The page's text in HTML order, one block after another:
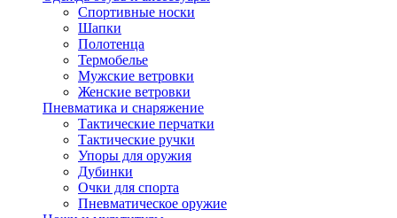
Спортивные носки
Шапки
Полотенца
Термобелье
Мужские ветровки
Женские ветровки
Пневматика и снаряжение
Тактические перчатки
Тактические ручки
Упоры для оружия
Дубинки
Очки для спорта
Пневматическое оружие